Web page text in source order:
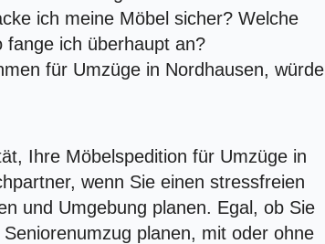
ich meine Möbel sicher? Welche
ich überhaupt an?
für Umzüge in Nordhausen, würde
Ihre Möbelspedition für Umzüge in
wenn Sie einen stressfreien
und Umgebung planen. Egal, ob Sie
planen, mit oder ohne